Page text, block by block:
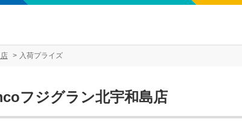
入荷プライズ
フジグラン北宇和島店